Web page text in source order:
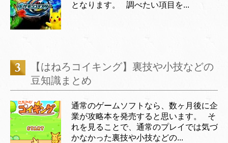
となります。 調べたい項目を...
【はねろコイキング】裏技や小技などの
豆知識まとめ
通常のゲームソフトなら、数ヶ月後に企
業が攻略本を発売すると思います。 そ
れを見ることで、通常のプレイでは気づ
かなかった裏技や小技などの...